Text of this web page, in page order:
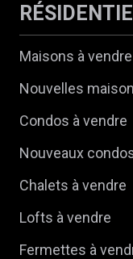
Maisons à vendre
Nouvelles
Condos à vendre
Nouveaux
Chalets à vendre
Lofts à vendre
Fermettes à